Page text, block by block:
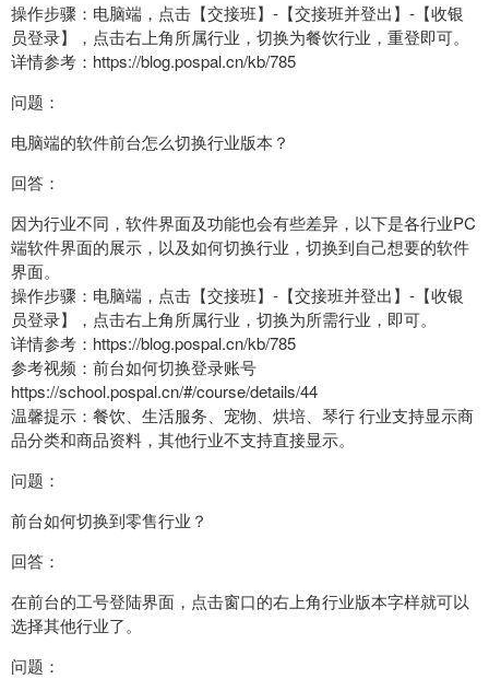
操作步骤：电脑端，点击【交接班】-【交接班并登出】-【收银
员登录】，点击右上角所属行业，切换为餐饮行业，重登即可。
详情参考：https://blog.pospal.cn/kb/785
问题：
电脑端的软件前台怎么切换行业版本？
回答：
因为行业不同，软件界面及功能也会有些差异，以下是各行业PC
端软件界面的展示，以及如何切换行业，切换到自己想要的软件
界面。
操作步骤：电脑端，点击【交接班】-【交接班并登出】-【收银
员登录】，点击右上角所属行业，切换为所需行业，即可。
详情参考：https://blog.pospal.cn/kb/785
参考视频：前台如何切换登录账号
https://school.pospal.cn/#/course/details/44
温馨提示：餐饮、生活服务、宠物、烘培、琴行 行业支持显示商
品分类和商品资料，其他行业不支持直接显示。
问题：
前台如何切换到零售行业？
回答：
在前台的工号登陆界面，点击窗口的右上角行业版本字样就可以
选择其他行业了。
问题：